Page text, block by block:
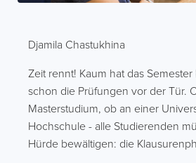
Djamila Chastukhina
Zeit rennt! Kaum hat das
schon die Prüfungen vor der Tür.
Masterstudium, ob an einer
Hochschule - alle Studierenden
Hürde bewältigen: die